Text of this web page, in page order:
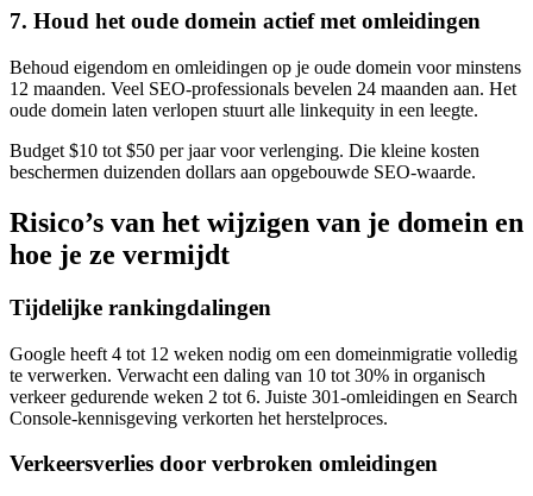
7. Houd het oude domein actief met omleidingen
Behoud eigendom en omleidingen op je oude domein voor minstens
12 maanden. Veel SEO-professionals bevelen 24 maanden aan. Het
oude domein laten verlopen stuurt alle linkequity in een leegte.
Budget $10 tot $50 per jaar voor verlenging. Die kleine kosten
beschermen duizenden dollars aan opgebouwde SEO-waarde.
Risico’s van het wijzigen van je domein en
hoe je ze vermijdt
Tijdelijke rankingdalingen
Google heeft 4 tot 12 weken nodig om een domeinmigratie volledig
te verwerken. Verwacht een daling van 10 tot 30% in organisch
verkeer gedurende weken 2 tot 6. Juiste 301-omleidingen en Search
Console-kennisgeving verkorten het herstelproces.
Verkeersverlies door verbroken omleidingen